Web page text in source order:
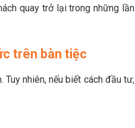
quay trở lại trong những lần
trên bàn tiệc
nhiên, nếu biết cách đầu tư,